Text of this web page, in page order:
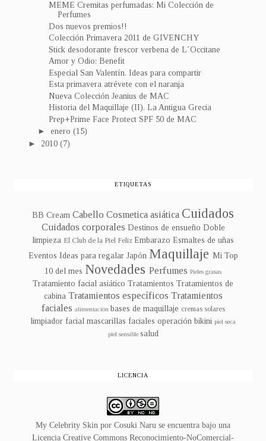
MEME Cremitas perfumadas: Mi Colección de
Perfumes
Dos nuevos premios!!
Colección Primavera 2011 de GIVENCHY
Stick desodorante frescor verbena de L´Occitane
Amor y Odio: Benefit
Especial San Valentín. Ideas para compartir
Esta primavera atrévete con el naranja
Nueva Colección Jeanius de MAC
Historia del Maquillaje (II). La Antigua Grecia
Prep+Prime Face Protect SPF 50 de MAC
►enero(15)
► 2010 (7)
ETIQUETAS
BB Cream Cabello Cosmetica asiática Cuidados
Cuidados corporales Destinos de ensueño Doble
limpieza El Club de la Piel Feliz Embarazo Esmaltes de uñas
Eventos Ideas para regalar Japón Maquillaje Mi Top
10 del mes Novedades Perfumes Pieles grasas
Tratamiento facial asiático Tratamientos Tratamientos de
cabina Tratamientos específicos Tratamientos
faciales alimentación bases de maquillaje cremas solares
limpiador facial mascarillas faciales operación bikini piel seca
piel sensible salud
LICENCIA
My Celebrity Skin por Cosuki Naru se encuentra bajo una
Licencia Creative Commons Reconocimiento-NoComercial-